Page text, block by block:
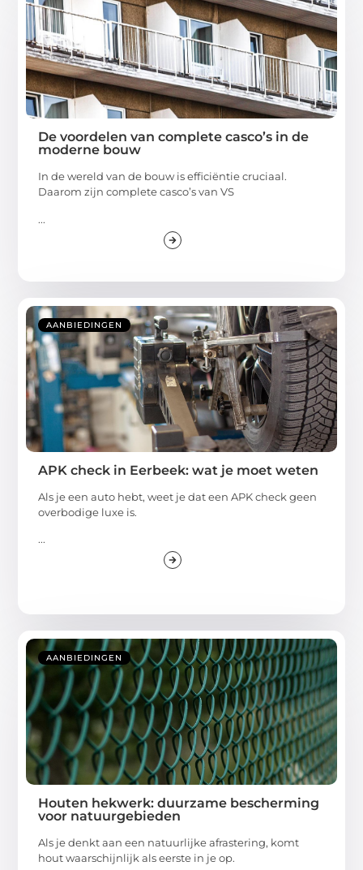
De voordelen van complete casco’s in de
moderne bouw
In de wereld van de bouw is efficiëntie cruciaal.
Daarom zijn complete casco’s van VS
...
AANBIEDINGEN
APK check in Eerbeek: wat je moet weten
Als je een auto hebt, weet je dat een APK check geen
overbodige luxe is.
...
AANBIEDINGEN
Houten hekwerk: duurzame bescherming
voor natuurgebieden
Als je denkt aan een natuurlijke afrastering, komt
hout waarschijnlijk als eerste in je op.